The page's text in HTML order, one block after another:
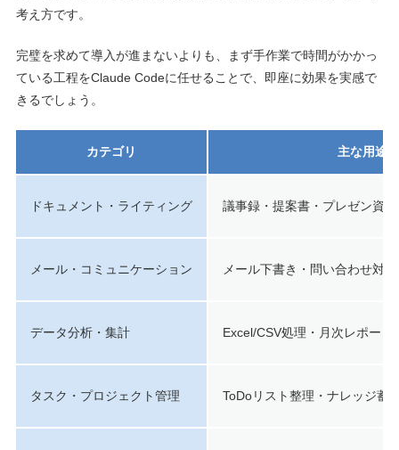
考え方です。
完璧を求めて導入が進まないよりも、まず手作業で時間がかかっ
ている工程をClaude Codeに任せることで、即座に効果を実感で
きるでしょう。
カテゴリ 主な用途
ドキュメント・ライティング 議事録・提案書・プレゼン資
メール・コミュニケーション メール下書き・問い合わせ対
データ分析・集計 Excel/CSV処理・月次レポート
タスク・プロジェクト管理 ToDoリスト整理・ナレッジ蓄